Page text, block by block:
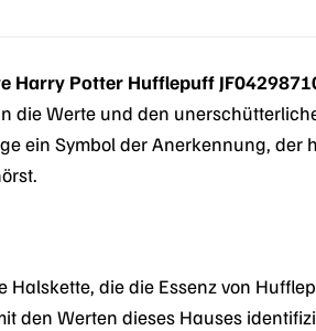
Harry Potter Hufflepuff
die Werte und den
ein Symbol der Anerkennung, der
die die Essenz von
den Werten dieses Hauses